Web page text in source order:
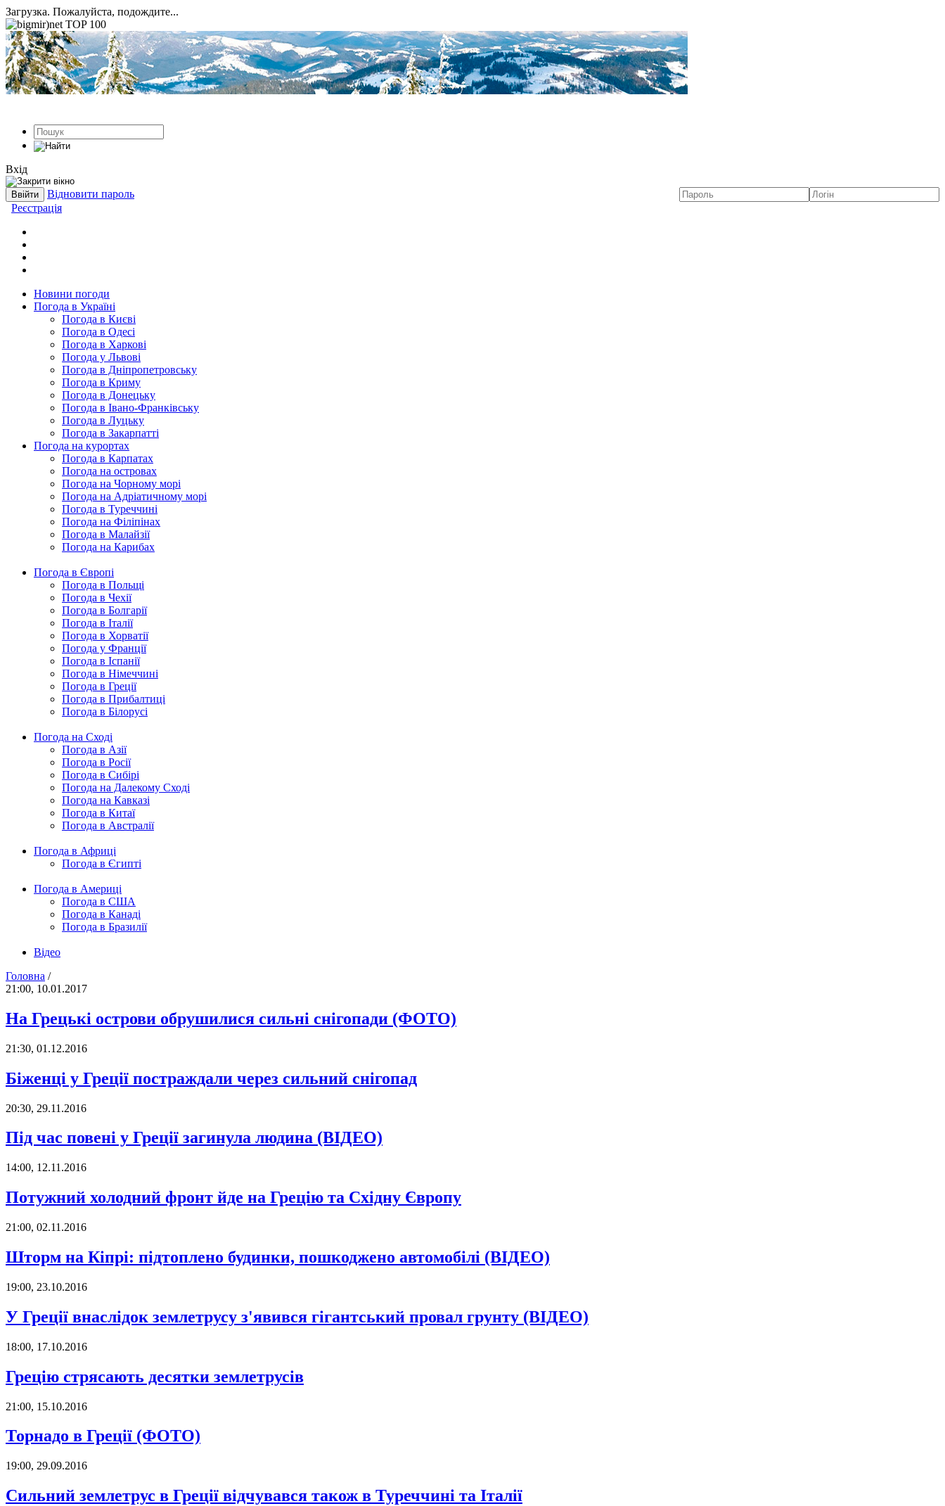
Загрузка. Пожалуйста, подождите...
Вхід
Відновити пароль
Реєстрація
Новини погоди
Погода в Україні
Погода в Києві
Погода в Одесі
Погода в Харкові
Погода у Львові
Погода в Дніпропетровську
Погода в Криму
Погода в Донецьку
Погода в Івано-Франківську
Погода в Луцьку
Погода в Закарпатті
Погода на курортах
Погода в Карпатах
Погода на островах
Погода на Чорному морі
Погода на Адріатичному морі
Погода в Туреччині
Погода на Філіпінах
Погода в Малайзії
Погода на Карибах
Погода в Європі
Погода в Польщі
Погода в Чехії
Погода в Болгарії
Погода в Італії
Погода в Хорватії
Погода у Франції
Погода в Іспанії
Погода в Німеччині
Погода в Греції
Погода в Прибалтиці
Погода в Білорусі
Погода на Сході
Погода в Азії
Погода в Росії
Погода в Сибірі
Погода на Далекому Сході
Погода на Кавказі
Погода в Китаї
Погода в Австралії
Погода в Африці
Погода в Єгипті
Погода в Америці
Погода в США
Погода в Канаді
Погода в Бразилії
Відео
Головна /
21:00, 10.01.2017
На Грецькі острови обрушилися сильні снігопади (ФОТО)
21:30, 01.12.2016
Біженці у Греції постраждали через сильний снігопад
20:30, 29.11.2016
Під час повені у Греції загинула людина (ВІДЕО)
14:00, 12.11.2016
Потужний холодний фронт йде на Грецію та Східну Європу
21:00, 02.11.2016
Шторм на Кіпрі: підтоплено будинки, пошкоджено автомобілі (ВІДЕО)
19:00, 23.10.2016
У Греції внаслідок землетрусу з'явився гігантський провал грунту (ВІДЕО)
18:00, 17.10.2016
Грецію стрясають десятки землетрусів
21:00, 15.10.2016
Торнадо в Греції (ФОТО)
19:00, 29.09.2016
Сильний землетрус в Греції відчувався також в Туреччині та Італії